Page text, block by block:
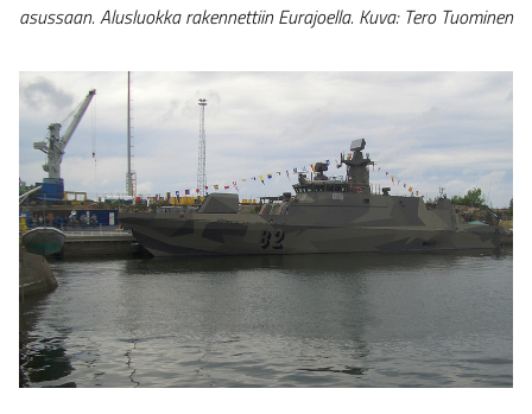
asussaan. Alusluokka rakennettiin Eurajoella. Kuva: Tero Tuominen